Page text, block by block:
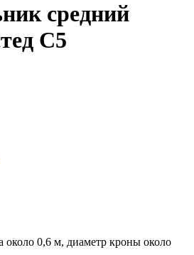
средний
С5
0,6 м, диаметр кроны около